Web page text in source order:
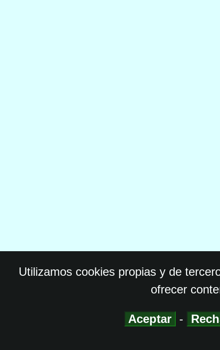
Utilizamos cookies propias y de
ofrecer
Aceptar -